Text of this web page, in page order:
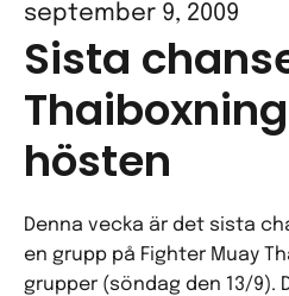
september 9, 2009
Sista
hösten
Denna vecka är det sista
en grupp på Fighter Muay
grupper (söndag den 13/